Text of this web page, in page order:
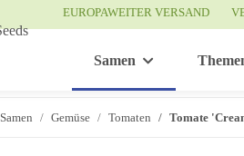
EUROPAWEITER VERSAND
Samen
Samen Gemüse Tomaten Tomate